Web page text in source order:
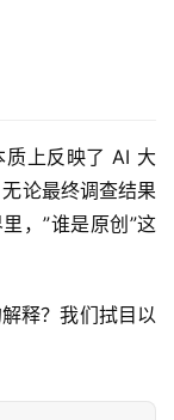
质上反映了 AI 大
论最终调查结果
，”谁是原创”这
释？我们拭目以